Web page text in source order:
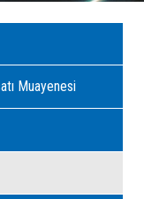
Muayenesi